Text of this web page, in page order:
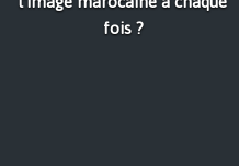
fois ?